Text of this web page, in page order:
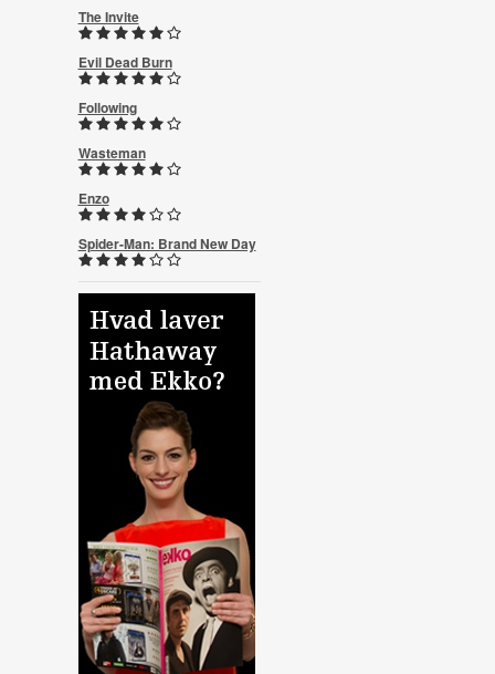
The Invite
Evil Dead Burn
Following
Wasteman
Enzo
Spider-Man: Brand New Day